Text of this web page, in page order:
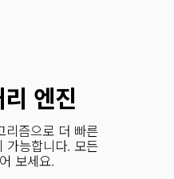
엔진
리즘으로 더 빠른
가능합니다. 모든
보세요.